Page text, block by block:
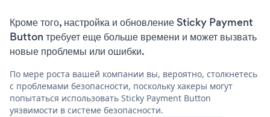
Кроме того, настройка и обновление Sticky Payment
Button требует еще больше времени и может вызвать
новые проблемы или ошибки.
По мере роста вашей компании вы, вероятно, столкнетесь
с проблемами безопасности, поскольку хакеры могут
попытаться использовать Sticky Payment Button
уязвимости в системе безопасности.